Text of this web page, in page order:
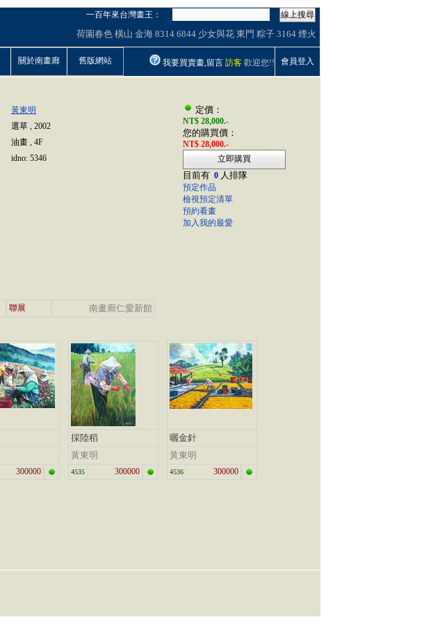
一百年來台灣畫王：
線上搜尋
荷園春色 橫山 金海 8314 6844 少女與花 東門 粽子 3164 煙火
關於南畫廊 舊版網站 我要買賣畫,留言 訪客 歡迎您!! 會員登入
黃東明
選草 , 2002
油畫 , 4F
idno: 5346
定價：
NT$ 28,000.-
您的購買價：
NT$ 28,000.-
立即購買
目前有 0 人排隊
預定作品
檢視預定清單
預約看畫
加入我的最愛
聯展 南畫廊仁愛新館
300000
採陸稻
黃東明
4535 300000
曬金針
黃東明
4536 300000